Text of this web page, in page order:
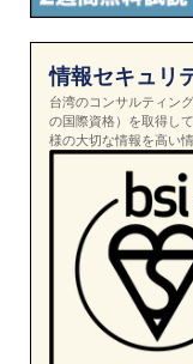
情報セキュリ
台湾のコンサルティン
の国際資格）を取得し
様の大切な情報を高い